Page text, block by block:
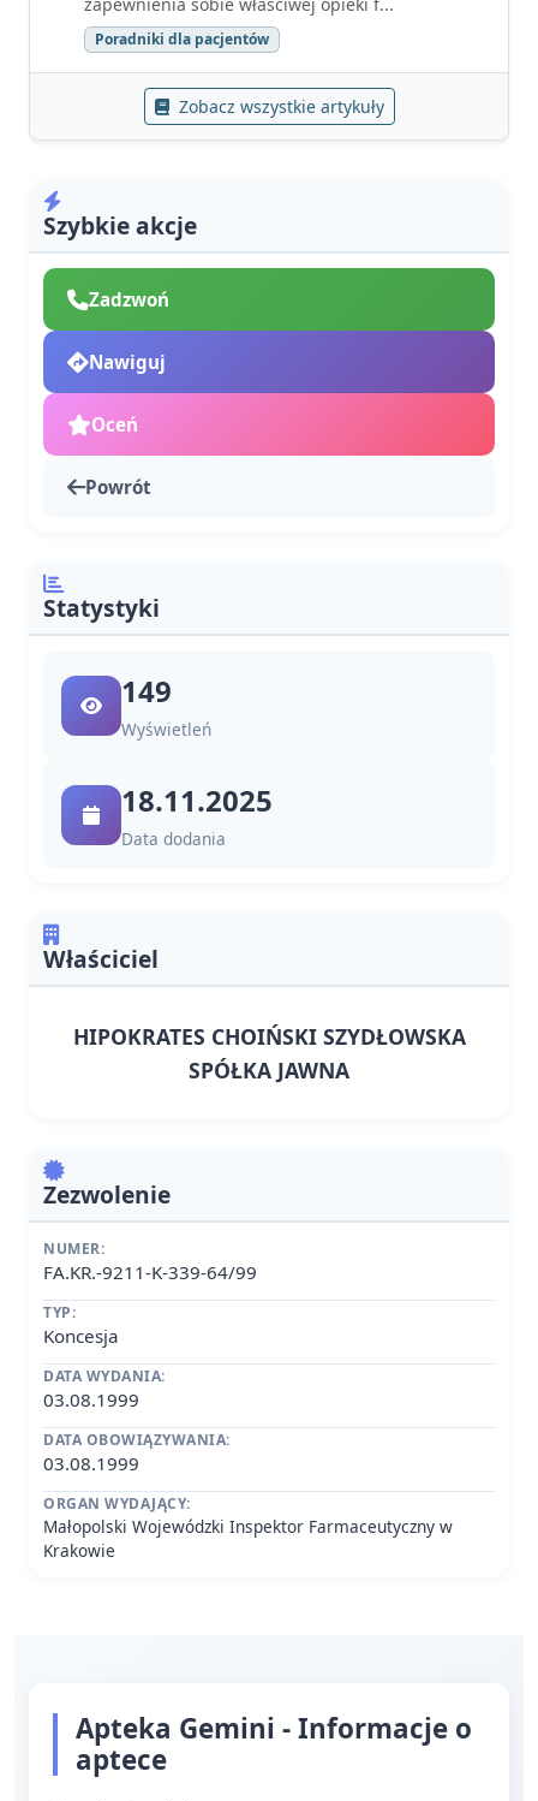
Poradniki dla pacjentów
Zobacz wszystkie artykuły
Szybkie akcje
Zadzwoń
Nawiguj
Oceń
Powrót
Statystyki
149
Wyświetleń
18.11.2025
Data dodania
Właściciel
HIPOKRATES CHOIŃSKI SZYDŁOWSKA
SPÓŁKA JAWNA
Zezwolenie
NUMER:
FA.KR.-9211-K-339-64/99
TYP:
Koncesja
DATA WYDANIA:
03.08.1999
DATA OBOWIĄZYWANIA:
03.08.1999
ORGAN WYDAJĄCY:
Małopolski Wojewódzki Inspektor Farmaceutyczny w
Krakowie
Apteka Gemini - Informacje o
aptece